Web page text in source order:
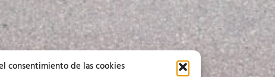
consentimiento de las cookies